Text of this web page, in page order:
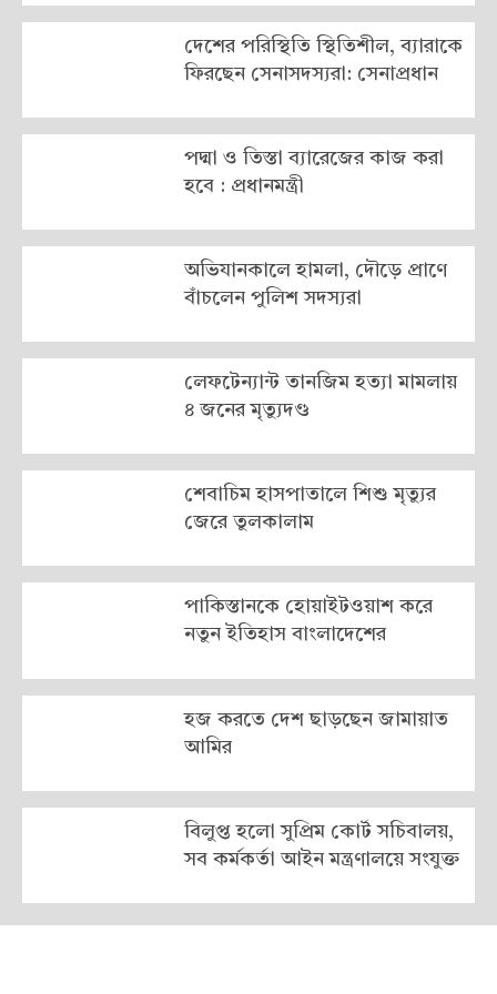
দেশের পরিস্থিতি স্থিতিশীল, ব্যারাকে
ফিরছেন সেনাসদস্যরা: সেনাপ্রধান
পদ্মা ও তিস্তা ব্যারেজের কাজ করা
হবে : প্রধানমন্ত্রী
অভিযানকালে হামলা, দৌড়ে প্রাণে
বাঁচলেন পুলিশ সদস্যরা
লেফটেন্যান্ট তানজিম হত্যা মামলায়
৪ জনের মৃত্যুদণ্ড
শেবাচিম হাসপাতালে শিশু মৃত্যুর
জেরে তুলকালাম
পাকিস্তানকে হোয়াইটওয়াশ করে
নতুন ইতিহাস বাংলাদেশের
হজ করতে দেশ ছাড়ছেন জামায়াত
আমির
বিলুপ্ত হলো সুপ্রিম কোর্ট সচিবালয়,
সব কর্মকর্তা আইন মন্ত্রণালয়ে সংযুক্ত